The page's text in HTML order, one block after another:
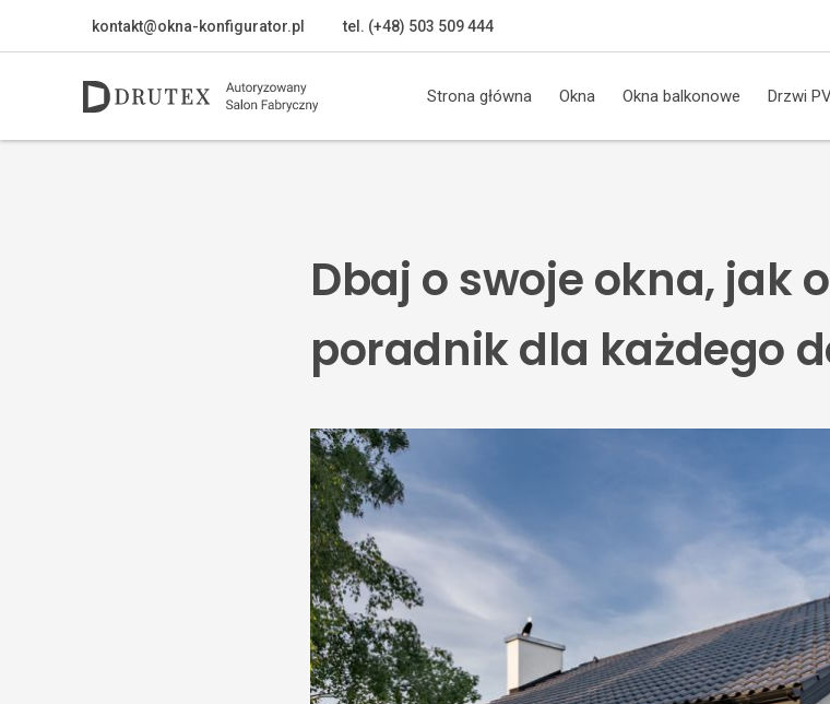
kontakt@okna-konfigurator.pl tel. (+48) 503 509 444
Strona główna Okna Okna balkonowe Drzwi
Dbaj o swoje okna, jak
poradnik dla każdego